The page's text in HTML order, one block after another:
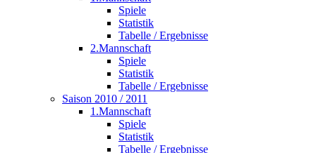
Spiele
Statistik
Tabelle / Ergebnisse
2.Mannschaft
Spiele
Statistik
Tabelle / Ergebnisse
Saison 2010 / 2011
1.Mannschaft
Spiele
Statistik
Tabelle / Ergebnisse